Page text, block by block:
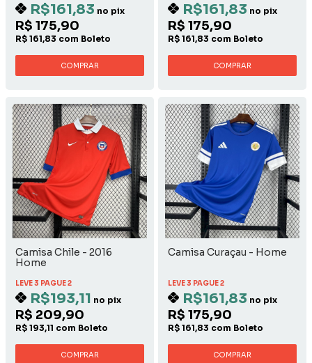
R$161,83 no pix
R$ 175,90
R$ 161,83 com Boleto
COMPRAR
R$161,83 no pix
R$ 175,90
R$ 161,83 com Boleto
COMPRAR
Camisa Chile - 2016
Home
LEVE 3 PAGUE 2
R$193,11 no pix
R$ 209,90
R$ 193,11 com Boleto
COMPRAR
Camisa Curaçau - Home
LEVE 3 PAGUE 2
R$161,83 no pix
R$ 175,90
R$ 161,83 com Boleto
COMPRAR